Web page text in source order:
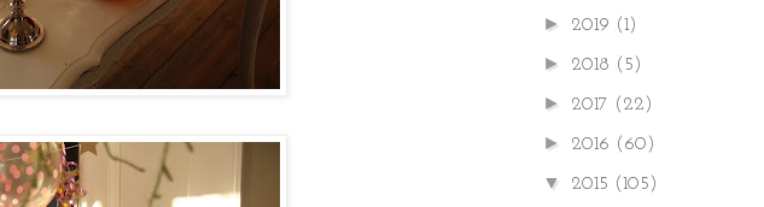
► 2019 (1)
► 2018 (5)
► 2017 (22)
► 2016 (60)
▼ 2015 (105)